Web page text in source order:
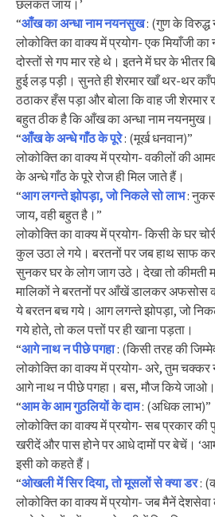
छलकत जाय।’
“आँख का अन्धा नाम नयनसुख: (गुण के विरुद्ध
लोकोक्ति का वाक्य में प्रयोग- एक मियाँजी
दोस्तों से गप मार रहे थे। इतने में घर के भीतर
हुई लड़ पड़ी। सुनते ही शेरमार खाँ थर-थर
ठठाकर हँस पड़ा और बोला कि वाह जी
बहुत ठीक है कि आँख का अन्धा नाम नयनमुख।
“आँख के अन्धे गाँठ के पूरे: (मूर्ख धनवान)”
लोकोक्ति का वाक्य में प्रयोग- वकीलों की
के अन्धे गाँठ के पूरे रोज ही मिल जाते हैं।
“आग लगन्ते झोपड़ा, जो निकले सो लाभ:
जाय, वही बहुत है।”
लोकोक्ति का वाक्य में प्रयोग- किसी के घर
कुल उठा ले गये। बरतनों पर जब हाथ साफ
सुनकर घर के लोग जाग उठे। देखा तो कीमती
मालिकों ने बरतनों पर आँखें डालकर अफसोस
ये बरतन बच गये। आग लगन्ते झोपड़ा, जो
गये होते, तो कल पत्तों पर ही खाना पड़ता।
“आगे नाथ न पीछे पगहा: (किसी तरह की
लोकोक्ति का वाक्य में प्रयोग- अरे, तुम चक्कर
आगे नाथ न पीछे पगहा। बस, मौज किये जाओ।
“आम के आम गुठलियों के दाम: (अधिक लाभ)”
लोकोक्ति का वाक्य में प्रयोग- सब प्रकार की
खरीदें और पास होने पर आधे दामों पर बेचें।
इसी को कहते हैं।
“ओखली में सिर दिया, तो मूसलों से क्या डर:
लोकोक्ति का वाक्य में प्रयोग- जब मैनें